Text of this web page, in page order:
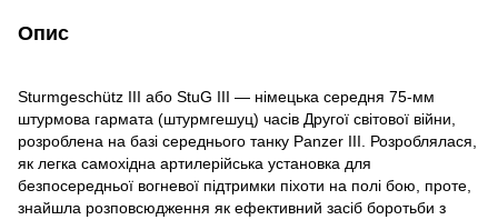
Опис
Sturmgeschütz III або StuG III — німецька середня 75-мм
штурмова гармата (штурмгешуц) часів Другої світової війни,
розроблена на базі середнього танку Panzer III. Розроблялася,
як легка самохідна артилерійська установка для
безпосередньої вогневої підтримки піхоти на полі бою, проте,
знайшла розповсюдження як ефективний засіб боротьби з